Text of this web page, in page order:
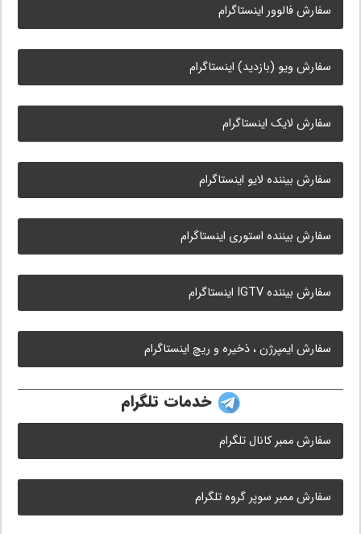
سفارش فالوور اینستاگرام
سفارش ویو (بازدید) اینستاگرام
سفارش لایک اینستاگرام
سفارش بیننده لایو اینستاگرام
سفارش بیننده استوری اینستاگرام
سفارش بیننده IGTV اینستاگرام
سفارش ایمپرژن ، ذخیره و ریچ اینستاگرام
خدمات تلگرام
سفارش ممبر کانال تلگرام
سفارش ممبر سوپر گروه تلگرام